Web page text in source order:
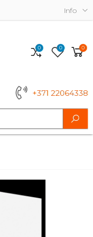
Info
+371 22064338
0 0 0